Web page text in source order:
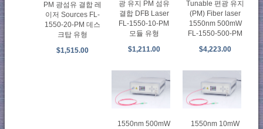
PM 광섬유 결합 레
이저 Sources FL-
1550-20-PM 데스
크탑 유형
$1,515.00
광 유지 PM 섬유
결합 DFB Laser
FL-1550-10-PM
모듈 유형
$1,211.00
Tunable 편광 유지
(PM) Fiber laser
1550nm 500mW
FL-1550-500-PM
$4,223.00
1550nm 500mW
1550nm 10mW